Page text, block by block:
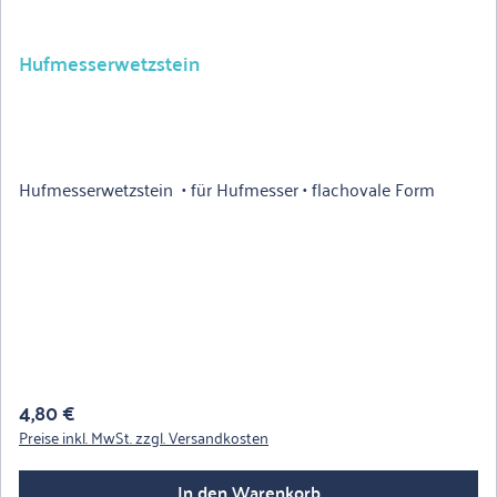
Hufmesserwetzstein
Hufmesserwetzstein • für Hufmesser • flachovale Form
Regulärer Preis:
4,80 €
Preise inkl. MwSt. zzgl. Versandkosten